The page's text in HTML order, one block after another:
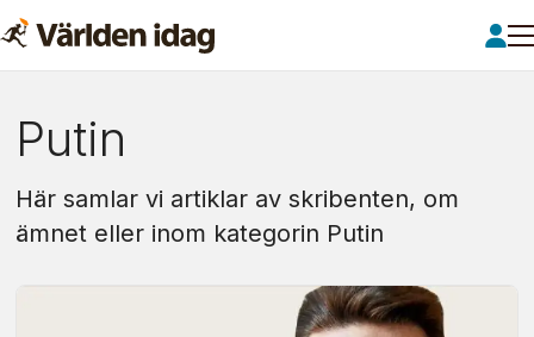
Om:
putin
Putin
Här samlar vi artiklar av skribenten, om
ämnet eller inom kategorin Putin